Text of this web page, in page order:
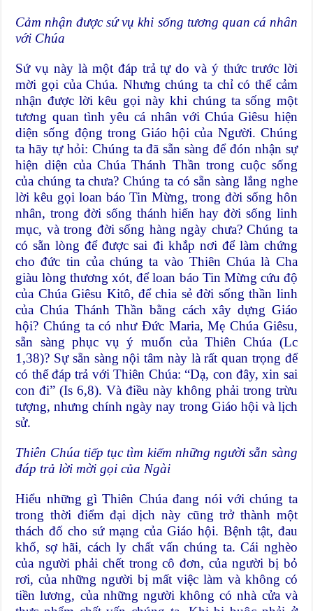
Cảm nhận được sứ vụ khi sống tương quan cá nhân
với Chúa
Sứ vụ này là một đáp trả tự do và ý thức trước lời
mời gọi của Chúa. Nhưng chúng ta chỉ có thể cảm
nhận được lời kêu gọi này khi chúng ta sống một
tương quan tình yêu cá nhân với Chúa Giêsu hiện
diện sống động trong Giáo hội của Người. Chúng
ta hãy tự hỏi: Chúng ta đã sẵn sàng để đón nhận sự
hiện diện của Chúa Thánh Thần trong cuộc sống
của chúng ta chưa? Chúng ta có sẵn sàng lắng nghe
lời kêu gọi loan báo Tin Mừng, trong đời sống hôn
nhân, trong đời sống thánh hiến hay đời sống linh
mục, và trong đời sống hàng ngày chưa? Chúng ta
có sẵn lòng để được sai đi khắp nơi để làm chứng
cho đức tin của chúng ta vào Thiên Chúa là Cha
giàu lòng thương xót, để loan báo Tin Mừng cứu độ
của Chúa Giêsu Kitô, để chia sẻ đời sống thần linh
của Chúa Thánh Thần bằng cách xây dựng Giáo
hội? Chúng ta có như Đức Maria, Mẹ Chúa Giêsu,
sẵn sàng phục vụ ý muốn của Thiên Chúa (Lc
1,38)? Sự sẵn sàng nội tâm này là rất quan trọng để
có thể đáp trả với Thiên Chúa: “Dạ, con đây, xin sai
con đi” (Is 6,8). Và điều này không phải trong trừu
tượng, nhưng chính ngày nay trong Giáo hội và lịch
sử.
Thiên Chúa tiếp tục tìm kiếm những người sẵn sàng
đáp trả lời mời gọi của Ngài
Hiểu những gì Thiên Chúa đang nói với chúng ta
trong thời điểm đại dịch này cũng trở thành một
thách đố cho sứ mạng của Giáo hội. Bệnh tật, đau
khổ, sợ hãi, cách ly chất vấn chúng ta. Cái nghèo
của người phải chết trong cô đơn, của người bị bỏ
rơi, của những người bị mất việc làm và không có
tiền lương, của những người không có nhà cửa và